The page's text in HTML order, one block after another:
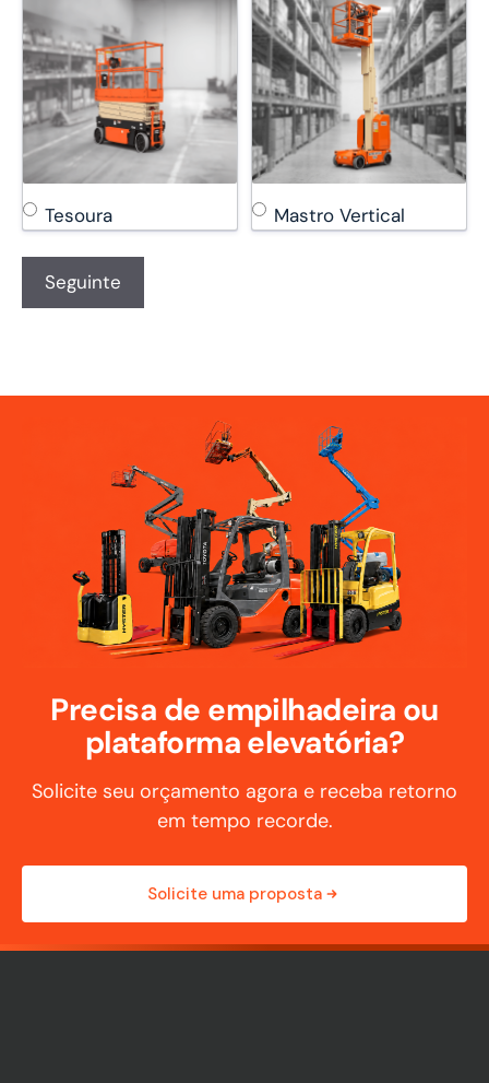
Tesoura Mastro Vertical
Precisa de empilhadeira ou
plataforma elevatória?
Solicite seu orçamento agora e receba retorno
em tempo recorde.
Solicite uma proposta